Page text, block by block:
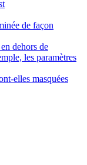
de façon
dehors de
les paramètres
elles masquées